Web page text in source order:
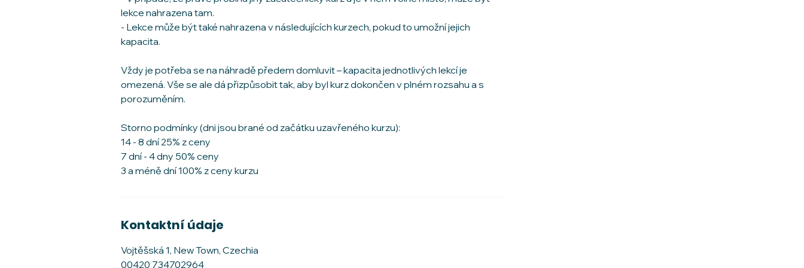
lekce nahrazena tam.
- Lekce může být také nahrazena v následujících kurzech, pokud to umožní jejich
kapacita.
Vždy je potřeba se na náhradě předem domluvit – kapacita jednotlivých lekcí je
omezená. Vše se ale dá přizpůsobit tak, aby byl kurz dokončen v plném rozsahu a s
porozuměním.
Storno podmínky (dni jsou brané od začátku uzavřeného kurzu):
14 - 8 dní 25% z ceny
7 dní - 4 dny 50% ceny
Kontaktní údaje
Vojtěšská 1, New Town, Czechia
00420 734702964